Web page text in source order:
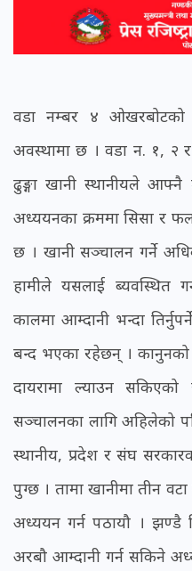
वडा नम्बर ४ ओखरबोटको
अवस्थामा छ । वडा न. १, २
ढुङ्गा खानी स्थानीयले
अध्ययनका क्रममा सिसा र
छ । खानी सञ्चालन गर्ने
हामीले यसलाई ब्यवस्थित
कालमा आम्दानी भन्दा
बन्द भएका रहेछन् ।
दायरामा ल्याउन
सञ्चालनका लागि अहिलेको
स्थानीय, प्रदेश र संघ
पुग्छ । तामा खानीमा तीन
अध्ययन गर्न पठायौ । झण्डै
अरबौ आम्दानी गर्न सकिने